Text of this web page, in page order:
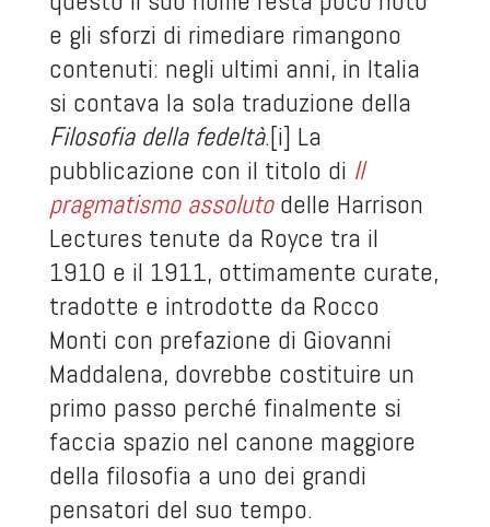
e gli sforzi di rimediare rimangono
contenuti: negli ultimi anni, in Italia
si contava la sola traduzione della
Filosofia della fedeltà.[i] La
pubblicazione con il titolo di Il
pragmatismo assolutodelle Harrison
Lectures tenute da Royce tra il
1910 e il 1911, ottimamente curate,
tradotte e introdotte da Rocco
Monti con prefazione di Giovanni
Maddalena, dovrebbe costituire un
primo passo perché finalmente si
faccia spazio nel canone maggiore
della filosofia a uno dei grandi
pensatori del suo tempo.